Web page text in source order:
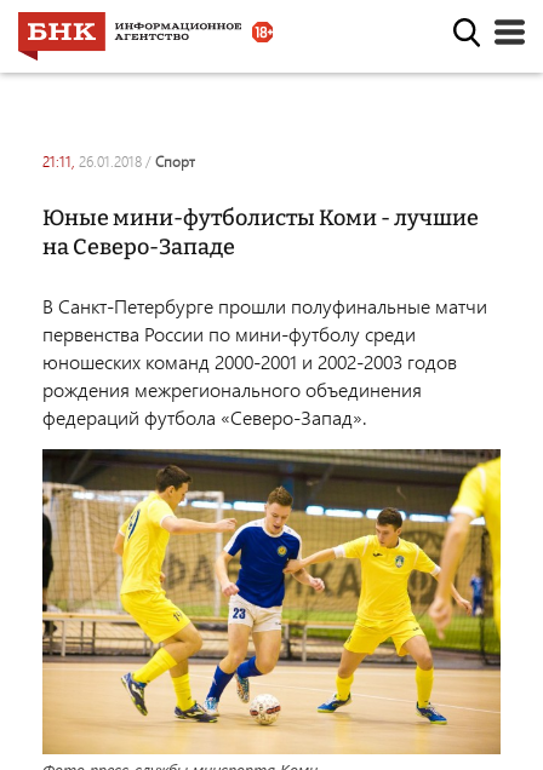
21:11, 26.01.2018 / спорт
Юные мини-футболисты Коми - лучшие
на Северо-Западе
В Санкт-Петербурге прошли полуфинальные матчи
первенства России по мини-футболу среди
юношеских команд 2000-2001 и 2002-2003 годов
рождения межрегионального объединения
федераций футбола «Северо-Запад».